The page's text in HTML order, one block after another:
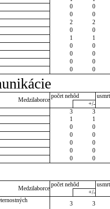
0
0
0
0
2
2
0
0
1
1
0
0
0
0
0
0
0 0
Medzilaborce
počet nehôd
+/-
3
3
1
1
0
0
0
0
0
0
0
0
0 0
Medzilaborce
počet nehôd
+/-
3
3